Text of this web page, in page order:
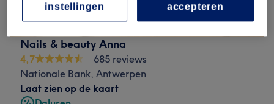
hun best te voelen.
De salon is gelegen bij de halte Antwerpen Hessenbrug.
Het team:
De salon heeft een klein team van medewerkers die zorg
dragen voor de klanten. Ze zijn professioneel, vriendelijk
Nails & beauty Anna
4,7
685 reviews
Nationale Bank, Antwerpen
Laat zien op de kaart
accepteren
instellingen